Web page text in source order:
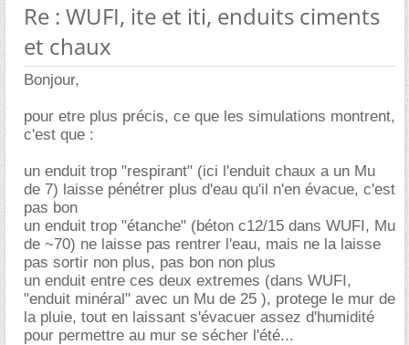
Re : WUFI, ite et iti, enduits ciments
et chaux
Bonjour,
pour etre plus précis, ce que les simulations montrent,
c'est que :
un enduit trop "respirant" (ici l'enduit chaux a un Mu
de 7) laisse pénétrer plus d'eau qu'il n'en évacue, c'est
pas bon
un enduit trop "étanche" (béton c12/15 dans WUFI, Mu
de ~70) ne laisse pas rentrer l'eau, mais ne la laisse
pas sortir non plus, pas bon non plus
un enduit entre ces deux extremes (dans WUFI,
"enduit minéral" avec un Mu de 25 ), protege le mur de
la pluie, tout en laissant s'évacuer assez d'humidité
pour permettre au mur se sécher l'été...